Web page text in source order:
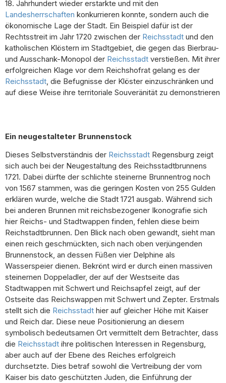
18. Jahrhundert wieder erstarkte und mit den
Landesherrschaften konkurrieren konnte, sondern auch die
ökonomische Lage der Stadt. Ein Beispiel dafür ist der
Rechtsstreit im Jahr 1720 zwischen der Reichsstadt und den
katholischen Klöstern im Stadtgebiet, die gegen das Bierbrau-
und Ausschank-Monopol der Reichsstadt verstießen. Mit ihrer
erfolgreichen Klage vor dem Reichshofrat gelang es der
Reichsstadt, die Befugnisse der Klöster einzuschränken und
auf diese Weise ihre territoriale Souveränität zu demonstrieren
Ein neugestalteter Brunnenstock
Dieses Selbstverständnis der Reichsstadt Regensburg zeigt
sich auch bei der Neugestaltung des Reichsstadtbrunnens
1721. Dabei dürfte der schlichte steinerne Brunnentrog noch
von 1567 stammen, was die geringen Kosten von 255 Gulden
erklären wurde, welche die Stadt 1721 ausgab. Während sich
bei anderen Brunnen mit reichsbezogener Ikonografie sich
hier Reichs- und Stadtwappen finden, fehlen diese beim
Reichstadtbrunnen. Den Blick nach oben gewandt, sieht man
einen reich geschmückten, sich nach oben verjüngenden
Brunnenstock, an dessen Füßen vier Delphine als
Wasserspeier dienen. Bekrönt wird er durch einen massiven
steinernen Doppeladler, der auf der Westseite das
Stadtwappen mit Schwert und Reichsapfel zeigt, auf der
Ostseite das Reichswappen mit Schwert und Zepter. Erstmals
stellt sich die Reichsstadt hier auf gleicher Höhe mit Kaiser
und Reich dar. Diese neue Positionierung an diesem
symbolisch bedeutsamen Ort vermittelt dem Betrachter, dass
die Reichsstadt ihre politischen Interessen in Regensburg,
aber auch auf der Ebene des Reiches erfolgreich
durchsetzte. Dies betraf sowohl die Vertreibung der vom
Kaiser bis dato geschützten Juden, die Einführung der